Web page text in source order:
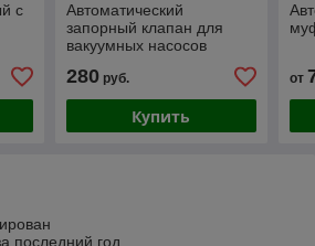
с
Автоматический
запорный клапан для
вакуумных насосов
280руб.
Купить
от
последний год